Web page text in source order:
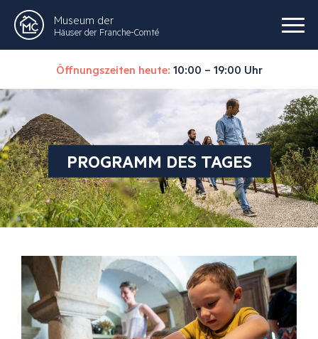
Museum der
Häuser der Franche-Comté
Öffnungszeiten heute: 10:00 – 19:00 Uhr
PROGRAMM DES TAGES